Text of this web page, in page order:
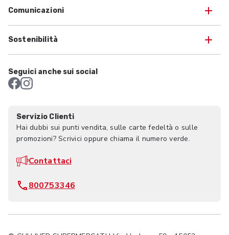
Comunicazioni
Sostenibilità
Seguici anche sui social
Servizio Clienti
Hai dubbi sui punti vendita, sulle carte fedeltà o sulle
promozioni? Scrivici oppure chiama il numero verde.
Contattaci
800753346